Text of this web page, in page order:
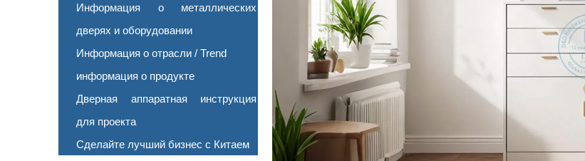
Информация о металлических
дверях и оборудовании
Информация о отрасли / Trend
информация о продукте
Дверная аппаратная инструкция
для проекта
Сделайте лучший бизнес с Китаем